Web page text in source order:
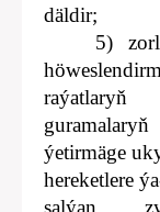
däldir;
5)
ýetirmäge
hereketlere
salýan